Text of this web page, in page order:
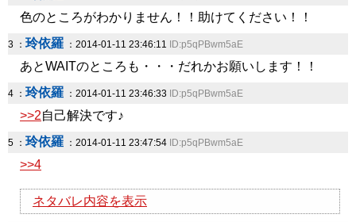
色のところがわかりません！！助けてください！！
3 ： 玲依羅 ：2014-01-11 23:46:11 ID:p5qPBwm5aE
あとWAITのところも・・・だれかお願いします！！
4 ： 玲依羅 ：2014-01-11 23:46:33 ID:p5qPBwm5aE
>>2自己解決です♪
5 ： 玲依羅 ：2014-01-11 23:47:54 ID:p5qPBwm5aE
>>4
ネタバレ内容を表示